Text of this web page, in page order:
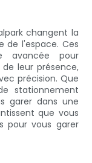
changent la
de l'espace. Ces
avancée pour
leur présence,
précision. Que
stationnement
garer dans une
que vous
pour vous garer